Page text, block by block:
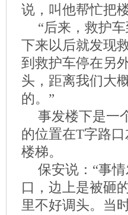
说，叫他帮忙把
“后来，救护
下来以后就发现
到救护车停在另
头，距离我们大
的。”
事发楼下是一
的位置在T字路
楼梯。
保安说：“事
口，边上是被砸
里不好调头。当